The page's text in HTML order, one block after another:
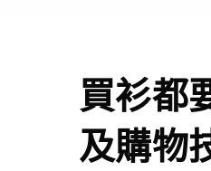
買衫都
及購物